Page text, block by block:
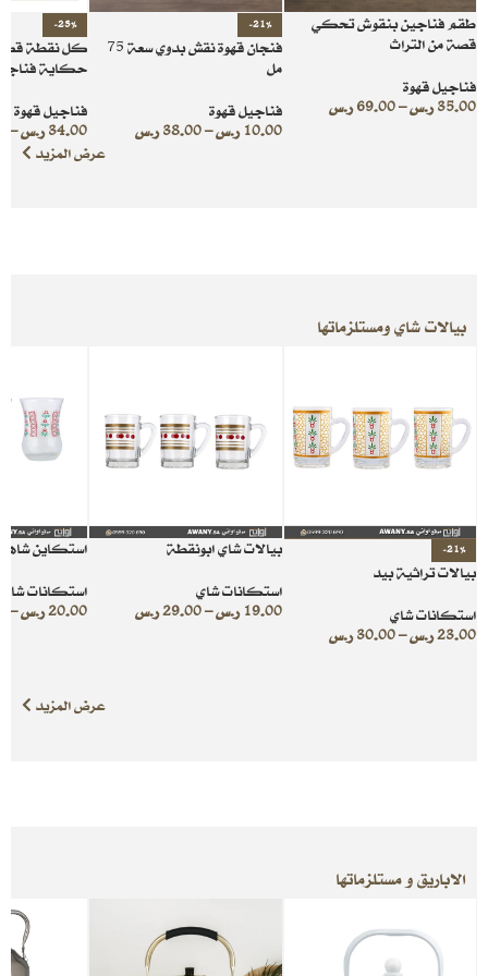
طقم فناجين بنقوش تحكي
قصة من التراث
فناجيل قهوة
35.00ر.س–
69.00ر.س
-21%
فنجان قهوة نقش بدوي سعة 75
مل
فناجيل قهوة
10.00 ر.س–
38.00 ر.س
-23%
كل نقطة
حكاية
فناجيل قهوة
34.00ر.س–
عرض المزيد
بيالات شاي ومستلزماتها
-21%
بيالات تراثية بيد
استكانات شاي
23.00ر.س–
30.00ر.س
بيالات شاي ابونقطة
استكانات شاي
19.00 ر.س–
29.00ر.س
استكاين
استكانات شاي
20.00ر.س–
عرض المزيد
الاباريق و مستلزماتها